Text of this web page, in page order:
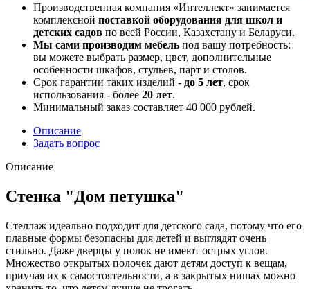
Производственная компания «Интеллект» занимается
комплексной поставкой оборудования для школ и
детских садов по всей России, Казахстану и Беларуси.
Мы сами производим мебель под вашу потребность:
вы можете выбрать размер, цвет, дополнительные
особенности шкафов, стульев, парт и столов.
Срок гарантии таких изделий - до 5 лет, срок
использования - более 20 лет.
Минимальный заказ составляет 40 000 рублей.
Описание
Задать вопрос
Описание
Стенка "Дом петушка"
Стеллаж идеально подходит для детского сада, потому что его
плавные формы безопасны для детей и выглядят очень
стильно. Даже дверцы у полок не имеют острых углов.
Множество открытых полочек дают детям доступ к вещам,
приучая их к самостоятельности, а в закрытых нишах можно